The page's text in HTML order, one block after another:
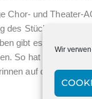
Wir
Chor- und Theater-
des Stückes sowie
gibt es immer
So hat ein
auf der Bühne,